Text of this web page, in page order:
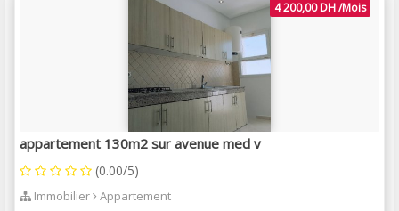
4 200,00 DH /Mois
appartement 130m2 sur avenue med v
(0.00/5)
Immobilier Appartement